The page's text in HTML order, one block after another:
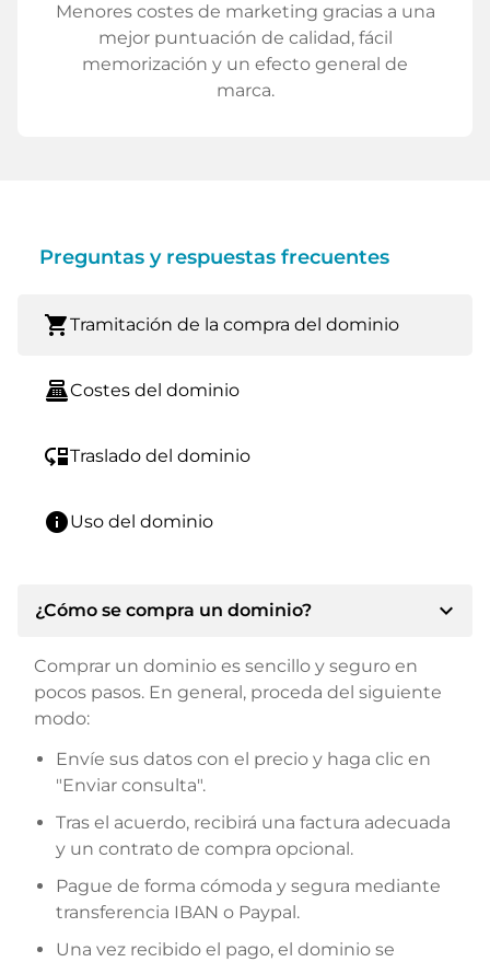
Menores costes de marketing gracias a una
mejor puntuación de calidad, fácil
memorización y un efecto general de
marca.
Preguntas y respuestas frecuentes
shopping_cartTramitación de la compra del dominio
point_of_saleCostes del dominio
move_downTraslado del dominio
infoUso del dominio
¿Cómo se compra un dominio? expand_more
Comprar un dominio es sencillo y seguro en
pocos pasos. En general, proceda del siguiente
modo:
Envíe sus datos con el precio y haga clic en
"Enviar consulta".
Tras el acuerdo, recibirá una factura adecuada
y un contrato de compra opcional.
Pague de forma cómoda y segura mediante
transferencia IBAN o Paypal.
Una vez recibido el pago, el dominio se